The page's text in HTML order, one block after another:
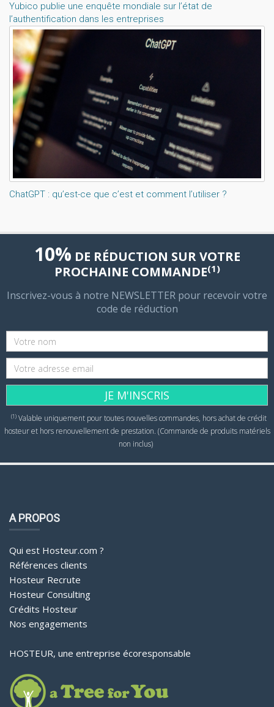
Yubico publie une enquête mondiale sur l’état de
l’authentification dans les entreprises
ChatGPT : qu’est-ce que c’est et comment l’utiliser ?
10% DE RÉDUCTION SUR VOTRE
PROCHAINE COMMANDE(1)
Inscrivez-vous à notre NEWSLETTER pour recevoir votre
code de réduction
JE M'INSCRIS
(1)Valable uniquement pour toutes nouvelles commandes, hors achat de crédit
hosteur et hors renouvellement de prestation. (Commande de produits matériels
non inclus)
A PROPOS
Qui est Hosteur.com ?
Références clients
Hosteur Recrute
Hosteur Consulting
Crédits Hosteur
Nos engagements
HOSTEUR, une entreprise écoresponsable